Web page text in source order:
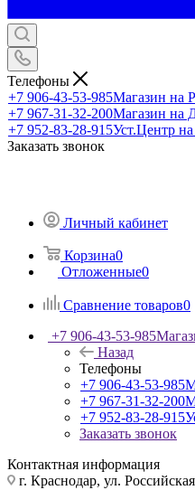
Телефоны
+7 906-43-53-985Магазин на
+7 967-31-32-200Магазин на
+7 952-83-28-915Уст.Центр
Заказать звонок
Личный кабинет
Корзина0
Отложенные0
Сравнение товаров0
+7 906-43-53-985
Назад
Телефоны
+7 906-43-53-985
+7 967-31-32-200
+7 952-83-28-915
Заказать звонок
Контактная информация
г. Краснодар, ул.